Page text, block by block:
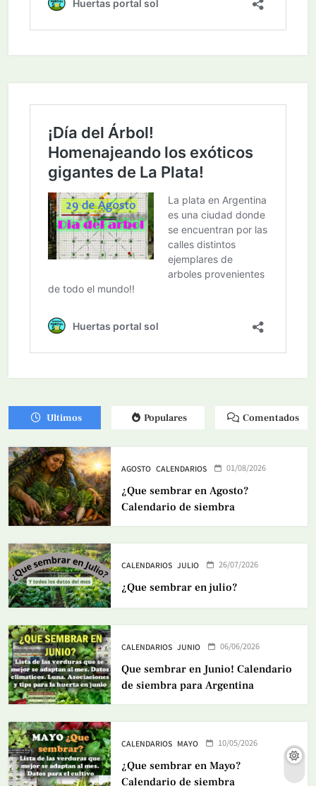
Ultimos Populares Comentados
AGOSTO CALENDARIOS 01/08/2026
¿Que sembrar en Agosto?
Calendario de siembra
CALENDARIOS JULIO 26/07/2026
¿Que sembrar en julio?
CALENDARIOS JUNIO 06/06/2026
Que sembrar en Junio! Calendario
de siembra para Argentina
CALENDARIOS MAYO 10/05/2026
¿Que sembrar en Mayo?
Calendario de siembra